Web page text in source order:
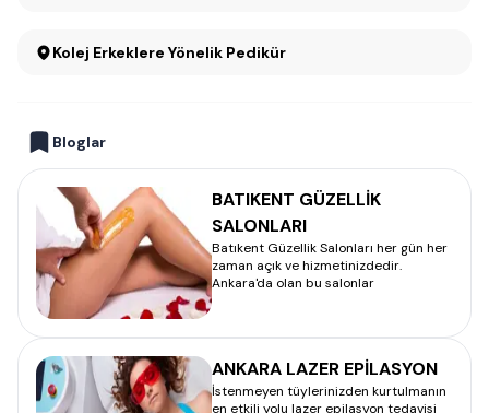
Kolej Erkeklere Yönelik Pedikür
Bloglar
BATIKENT GÜZELLİK
SALONLARI
Batıkent Güzellik Salonları her gün her
zaman açık ve hizmetinizdedir.
Ankara'da olan bu salonlar
ANKARA LAZER EPİLASYON
İstenmeyen tüylerinizden kurtulmanın
en etkili yolu lazer epilasyon tedavisi